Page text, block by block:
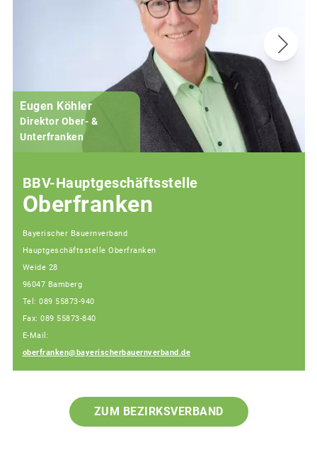
Eugen Köhler
Direktor Ober- &
Unterfranken
BBV-Hauptgeschäftsstelle
Oberfranken
Bayerischer Bauernverband
Hauptgeschäftsstelle Oberfranken
Weide 28
96047 Bamberg
Tel: 089 55873-940
Fax: 089 55873-840
E-Mail:
oberfranken@bayerischerbauernverband.de
ZUM BEZIRKSVERBAND